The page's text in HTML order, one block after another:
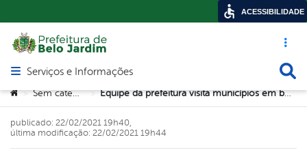
Acesso
Abrir menu principal de navegação
Serviços e Informações
Você está aqui:
> Sem categoria > Equipe da prefeitura visita municípios em busca de soluções de gestão para Belo Jardim
publicado: 22/02/2021 19h40,
última modificação: 22/02/2021 19h44
ACESSIBILIDADE